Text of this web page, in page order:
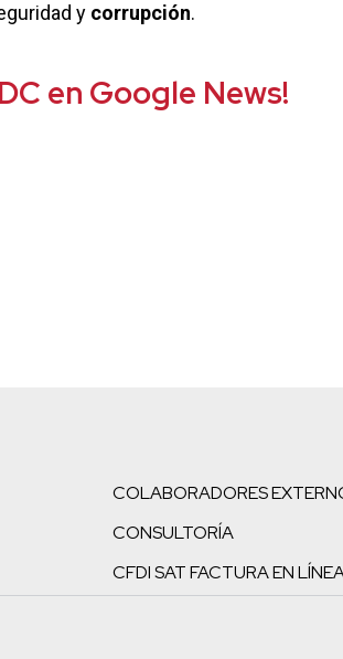
y corrupción.
en Google News!
COLABORADORES
CONSULTORÍA
CFDI SAT FACTURA EN